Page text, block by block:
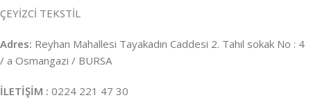
ÇEYİZCİ TEKSTİL
Adres: Reyhan Mahallesi Tayakadın Caddesi 2. Tahıl sokak No : 4
/ a Osmangazi / BURSA
İLETİŞİM : 0224 221 47 30